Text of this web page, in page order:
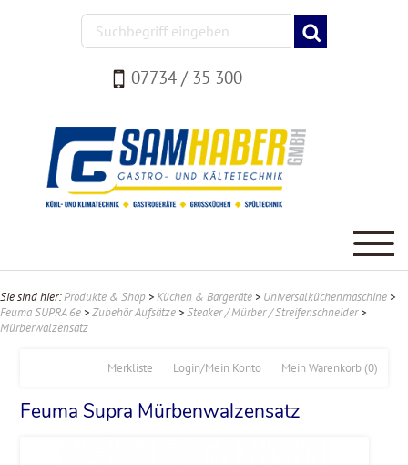
07734 / 35 300
Sie sind hier:Produkte & Shop >Küchen & Bargeräte > Universalküchenmaschine >
Feuma SUPRA 6e >Zubehör Aufsätze >Steaker / Mürber / Streifenschneider>
Mürberwalzensatz
Mein Warenkorb (0)
Login/Mein Konto
Merkliste
Feuma Supra Mürbenwalzensatz